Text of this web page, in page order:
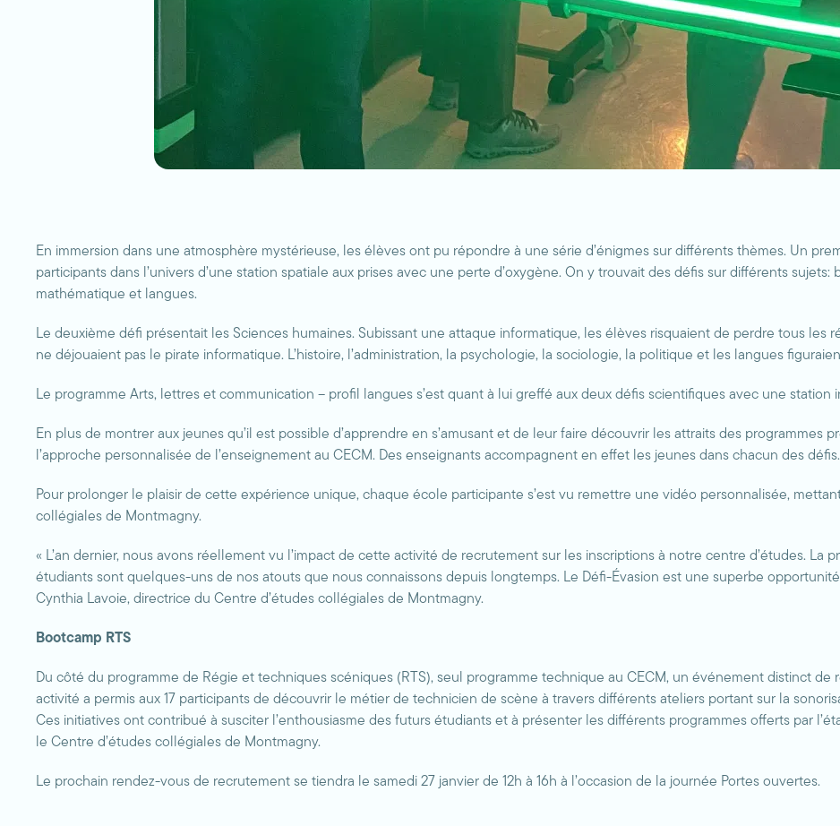
En immersion dans une atmosphère mystérieuse, les élèves ont pu répondre à une série d’énigmes sur différents thèmes. Un
participants dans l’univers d’une station spatiale aux prises avec une perte d’oxygène. On y trouvait des défis sur différents
mathématique et langues.
Le deuxième défi présentait les Sciences humaines. Subissant une attaque informatique, les élèves risquaient de perdre tous les
ne déjouaient pas le pirate informatique. L’histoire, l’administration, la psychologie, la sociologie, la politique et les langues
Le programme Arts, lettres et communication – profil langues s’est quant à lui greffé aux deux défis scientifiques avec une station
En plus de montrer aux jeunes qu’il est possible d’apprendre en s’amusant et de leur faire découvrir les attraits des programmes
l’approche personnalisée de l’enseignement au CECM. Des enseignants accompagnent en effet les jeunes dans chacun des défis.
Pour prolonger le plaisir de cette expérience unique, chaque école participante s’est vu remettre une vidéo personnalisée,
collégiales de Montmagny.
« L’an dernier, nous avons réellement vu l’impact de cette activité de recrutement sur les inscriptions à notre centre d’études. La
étudiants sont quelques-uns de nos atouts que nous connaissons depuis longtemps. Le Défi-Évasion est une superbe
Cynthia Lavoie, directrice du Centre d’études collégiales de Montmagny.
Bootcamp RTS
Du côté du programme de Régie et techniques scéniques (RTS), seul programme technique au CECM, un événement distinct
activité a permis aux 17 participants de découvrir le métier de technicien de scène à travers différents ateliers portant sur la
Ces initiatives ont contribué à susciter l’enthousiasme des futurs étudiants et à présenter les différents programmes offerts par
le Centre d’études collégiales de Montmagny.
Le prochain rendez-vous de recrutement se tiendra le samedi 27 janvier de 12h à 16h à l’occasion de la journée Portes ouvertes.